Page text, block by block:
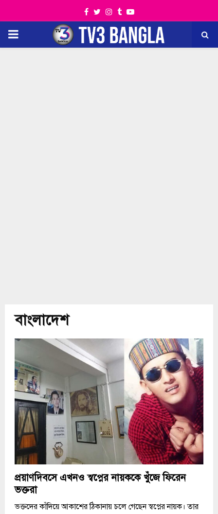
Facebook
TwitterInstagram
TumblrYoutube
PRIMARY
বাংলাদেশ
প্রয়াণদিবসে এখনও স্বপ্নের নায়ককে খুঁজে ফিরেন
ভক্তরা
ভক্তদের কাঁদিয়ে আকাশের ঠিকানায় চলে গেছেন স্বপ্নের নায়ক। তার